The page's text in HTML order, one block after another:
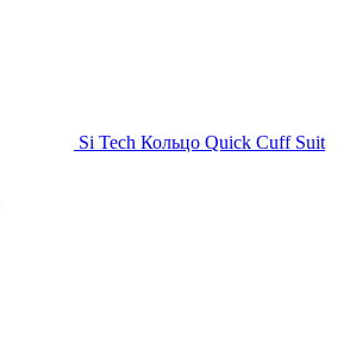
Si Tech Кольцо Quick Cuff Suit